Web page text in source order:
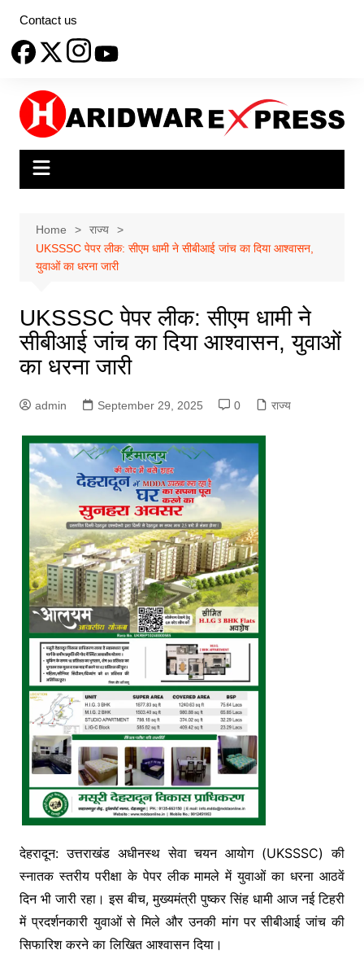
content
Contact us
Home
राज्य
UKSSSC पेपर लीक: सीएम धामी ने सीबीआई जांच का दिया आश्वासन,
युवाओं का धरना जारी
UKSSSC पेपर लीक: सीएम धामी ने
सीबीआई जांच का दिया आश्वासन, युवाओं
का धरना जारी
admin September 29, 2025 0 राज्य
देहरादून: उत्तराखंड अधीनस्थ सेवा चयन आयोग (UKSSSC) की
स्नातक स्तरीय परीक्षा के पेपर लीक मामले में युवाओं का धरना आठवें
दिन भी जारी रहा। इस बीच, मुख्यमंत्री पुष्कर सिंह धामी आज नई टिहरी
में प्रदर्शनकारी युवाओं से मिले और उनकी मांग पर सीबीआई जांच की
सिफारिश करने का लिखित आश्वासन दिया।